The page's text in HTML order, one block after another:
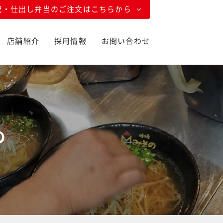
・仕出し弁当のご注文はこちらから
店舗紹介 採用情報 お問い合わせ